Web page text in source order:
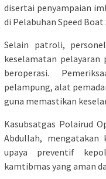
disertai penyampaian
di Pelabuhan Speed
Selain patroli,
keselamatan pelayaran
beroperasi.
pelampung, alat
guna memastikan
Kasubsatgas Polairud
Abdullah,
upaya preventif
kamtibmas yang aman